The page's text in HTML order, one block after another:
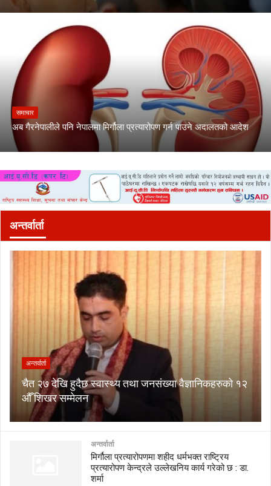
समाचार
अब गैरनेपालीले पनि नेपालमा मिर्गौला प्रत्यारोपण गर्न पाउने अदालतको आदेश
अन्तर्वार्ता
अन्तर्वार्ता
चैत २७ देखि हुदैछ स्वास्थ्य तथा जनसंख्या वैज्ञानिकहरुको १२
औँ शिखर सम्मेलन
अन्तर्वार्ता
मिर्गौला प्रत्यारोपणमा शहीद धर्मभक्त राष्ट्रिय
प्रत्यारोपण केन्द्रले उल्लेखनिय कार्य गरेको छ : डा.
शर्मा